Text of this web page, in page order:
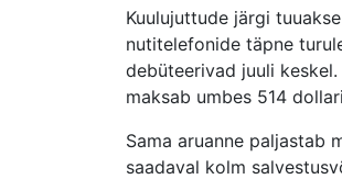
Kuulujuttude järgi
nutitelefonide täpne
debüteerivad juuli
maksab umbes 514
Sama aruanne paljastab
saadaval kolm